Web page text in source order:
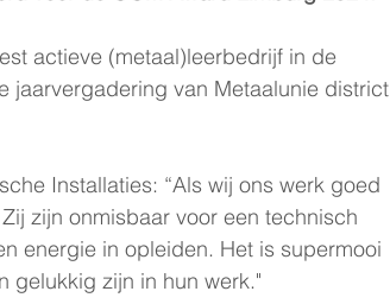
actieve (metaal)leerbedrijf in de
jaarvergadering van Metaalunie district
Installaties: “Als wij ons werk goed
zijn onmisbaar voor een technisch
energie in opleiden. Het is supermooi
gelukkig zijn in hun werk."